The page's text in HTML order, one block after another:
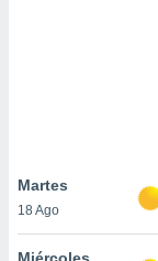
similares
Martes
18 Ago
Miércoles